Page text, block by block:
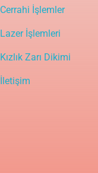
Cerrahi İşlemler
Lazer İşlemleri
Kızlık Zarı Dikimi
İletişim